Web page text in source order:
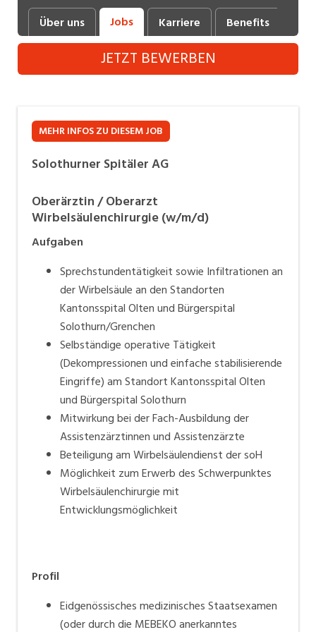
Industrie, Maschinenbau, Anlagenbau,
Produktion
Informatik, Telekommunikation
Körperpflege, Wellness
Marketing, Kommunikation, Medien, Druck
Mechanik, Elektronik, Optik (Fertigung)
Medizin, Gesundheitswesen, Pflege
Sicherheit, Rettung, Polizei, Zoll
Aussendienst
Über uns Jobs Karriere Benefits
JETZT BEWERBEN
MEHR INFOS ZU DIESEM JOB
Solothurner Spitäler AG
Oberärztin / Oberarzt
Wirbelsäulenchirurgie (w/m/d)
Aufgaben
Sprechstundentätigkeit sowie Infiltrationen an
der Wirbelsäule an den Standorten
Kantonsspital Olten und Bürgerspital
Solothurn/Grenchen
Selbständige operative Tätigkeit
(Dekompressionen und einfache stabilisierende
Eingriffe) am Standort Kantonsspital Olten
und Bürgerspital Solothurn
Mitwirkung bei der Fach-Ausbildung der
Assistenzärztinnen und Assistenzärzte
Beteiligung am Wirbelsäulendienst der soH
Möglichkeit zum Erwerb des Schwerpunktes
Wirbelsäulenchirurgie mit
Entwicklungsmöglichkeit
Profil
Eidgenössisches medizinisches Staatsexamen
(oder durch die MEBEKO anerkanntes